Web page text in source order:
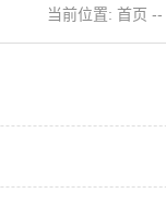
当前位置: 首页 --